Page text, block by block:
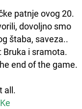
patnje ovog 20.
dovoljno smo
štaba, saveza..
Bruka i sramota.
end of the game.
all.